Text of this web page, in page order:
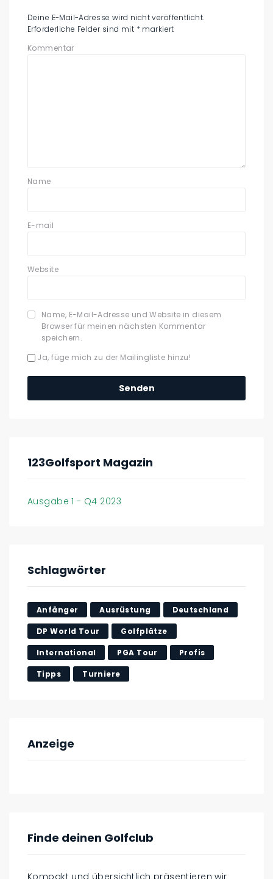
Deine E-Mail-Adresse wird nicht veröffentlicht.
Erforderliche Felder sind mit * markiert
Kommentar
Name
E-mail
Website
Name, E-Mail-Adresse und Website in diesem
Browser für meinen nächsten Kommentar
speichern.
Ja, füge mich zu der Mailingliste hinzu!
123Golfsport Magazin
Ausgabe 1 - Q4 2023
Schlagwörter
Anfänger Ausrüstung Deutschland
DP World Tour Golfplätze
International PGA Tour Profis
Tipps Turniere
Anzeige
Finde deinen Golfclub
Kompakt und übersichtlich präsentieren wir